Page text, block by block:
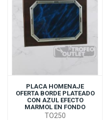
PLACA HOMENAJE
OFERTA BORDE PLATEADO
CON AZUL EFECTO
MARMOL EN FONDO
TO250